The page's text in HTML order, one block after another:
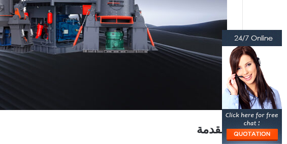
مقدمة